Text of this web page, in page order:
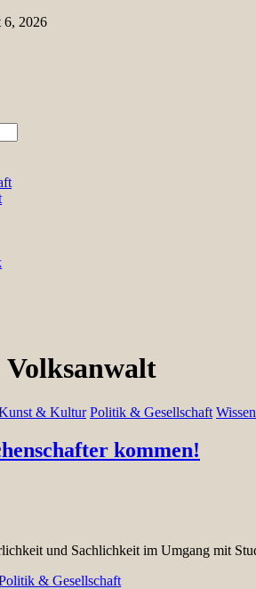
6, 2026
Kultur & Wissenschaft
Volksanwalt
& Kultur Politik & Gesellschaft
kommen!
und Sachlichkeit im Umgang mit
& Gesellschaft